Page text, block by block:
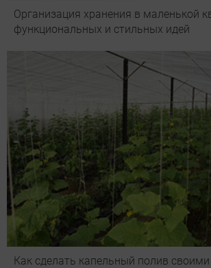
Организация хранения в маленькой
функциональных и стильных идей
Как сделать капельный полив